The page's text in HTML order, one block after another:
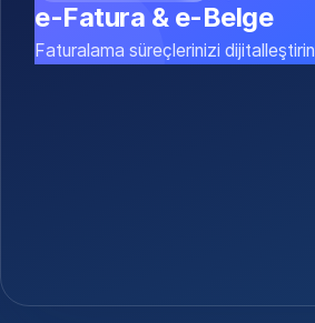
e-Fatura & e-Belge
Faturalama süreçlerinizi dijitalleştirin